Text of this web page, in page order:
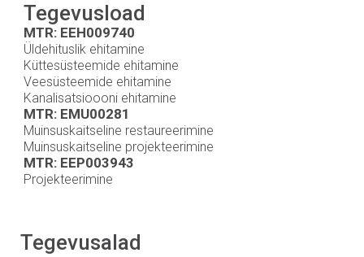
Tegevusload
MTR: EEH009740
Üldehituslik ehitamine
Küttesüsteemide ehitamine
Veesüsteemide ehitamine
Kanalisatsioooni ehitamine
MTR: EMU00281
Muinsuskaitseline restaureerimine
Muinsuskaitseline projekteerimine
MTR: EEP003943
Projekteerimine
Tegevusalad